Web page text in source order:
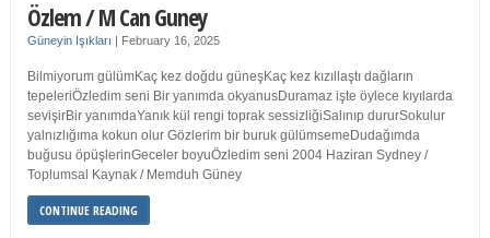
Özlem / M Can Guney
Güneyin Işıkları | February 16, 2025
Bilmiyorum gülümKaç kez doğdu güneşKaç kez kızıllaştı dağların
tepeleriÖzledim seni Bir yanımda okyanusDuramaz işte öylece kıyılarda
sevişirBir yanımdaYanık kül rengi toprak sessizliğiSalınıp dururSokulur
yalnızlığıma kokun olur Gözlerim bir buruk gülümsemeDudağımda
buğusu öpüşlerinGeceler boyuÖzledim seni 2004 Haziran Sydney /
Toplumsal Kaynak / Memduh Güney
CONTINUE READING